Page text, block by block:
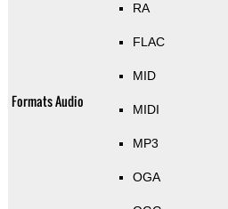
Formats Audio
RA
FLAC
MID
MIDI
MP3
OGA